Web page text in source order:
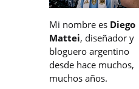
Mi nombre es Diego
Mattei, diseñador y
bloguero argentino
desde hace muchos,
muchos años.